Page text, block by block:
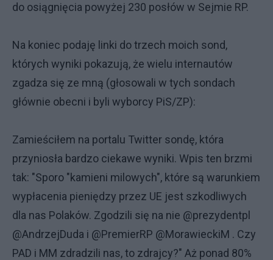
do osiągnięcia powyżej 230 posłów w Sejmie RP.
Na koniec podaję linki do trzech moich sond,
których wyniki pokazują, że wielu internautów
zgadza się ze mną (głosowali w tych sondach
głównie obecni i byli wyborcy PiS/ZP):
Zamieściłem na portalu Twitter sondę, która
przyniosła bardzo ciekawe wyniki. Wpis ten brzmi
tak: "Sporo "kamieni milowych", które są warunkiem
wypłacenia pieniędzy przez UE jest szkodliwych
dla nas Polaków. Zgodzili się na nie @prezydentpl
@AndrzejDuda i @PremierRP @MorawieckiM . Czy
PAD i MM zdradzili nas, to zdrajcy?" Aż ponad 80%